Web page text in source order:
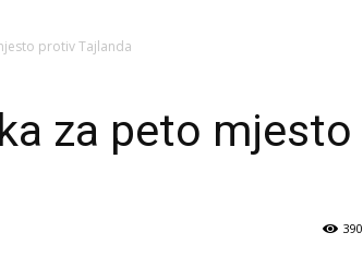
protiv Tajlanda
za peto mjesto
390